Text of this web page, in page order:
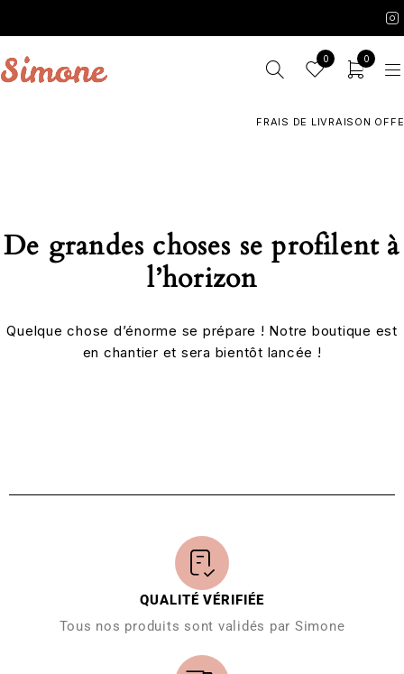
0 0
FRAIS DE LIVRAISON
De grandes choses se profilent à
l’horizon
Quelque chose d’énorme se prépare ! Notre boutique est
en chantier et sera bientôt lancée !
QUALITÉ VÉRIFIÉE
Tous nos produits sont validés par Simone